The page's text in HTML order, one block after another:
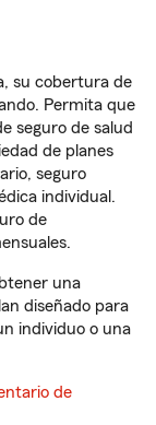
su cobertura de
Permita que
seguro de salud
de planes
seguro
individual.
de
una
diseñado para
individuo o una
de